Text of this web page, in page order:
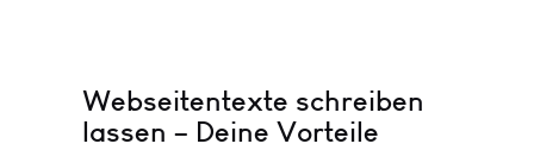
Webseitentexte schreiben
lassen – Deine Vorteile